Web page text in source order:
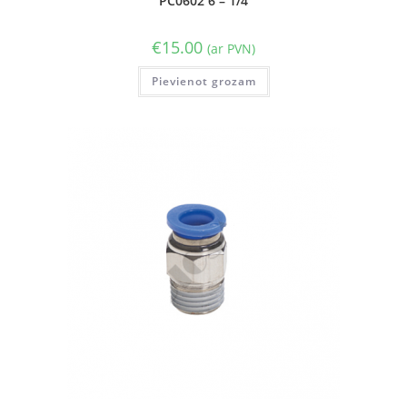
€15.00 (ar PVN)
Pievienot grozam